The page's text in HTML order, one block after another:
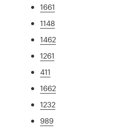
1661
1148
1462
1261
411
1662
1232
989